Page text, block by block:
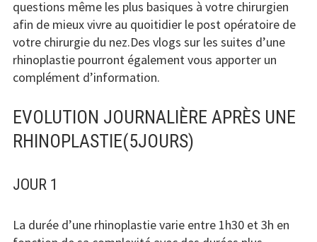
questions même les plus basiques à votre chirurgien
afin de mieux vivre au quoitidier le post opératoire de
votre chirurgie du nez.Des vlogs sur les suites d’une
rhinoplastie pourront également vous apporter un
complément d’information.
EVOLUTION JOURNALIÈRE APRÈS UNE
RHINOPLASTIE(5JOURS)
JOUR 1
La durée d’une rhinoplastie varie entre 1h30 et 3h en